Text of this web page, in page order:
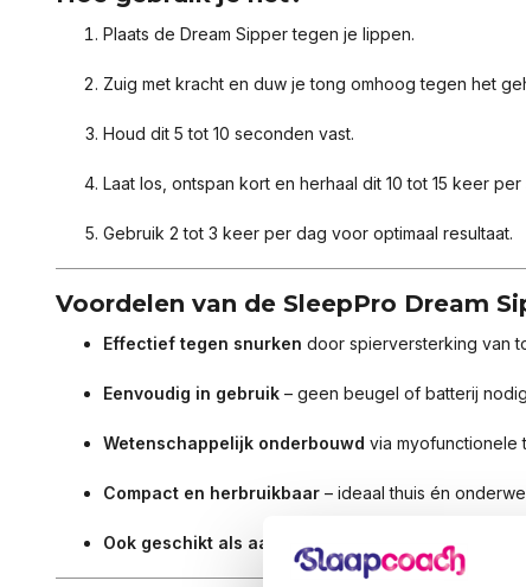
Plaats de Dream Sipper tegen je lippen.
Zuig met kracht en duw je tong omhoog tegen het
Houd dit 5 tot 10 seconden vast.
Laat los, ontspan kort en herhaal dit 10 tot 15 keer per
Gebruik 2 tot 3 keer per dag voor optimaal resultaat.
Voordelen van de SleepPro Dream
Effectief tegen snurken door spierversterking van
Eenvoudig in gebruik – geen beugel of batterij
Wetenschappelijk onderbouwd via myofunctionele
Compact en herbruikbaar – ideaal thuis én
Ook geschikt als aanvulling op een anti-